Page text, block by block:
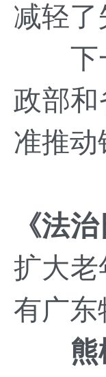
减轻
下一
政部
准推动
《法治
扩大
有广东
熊